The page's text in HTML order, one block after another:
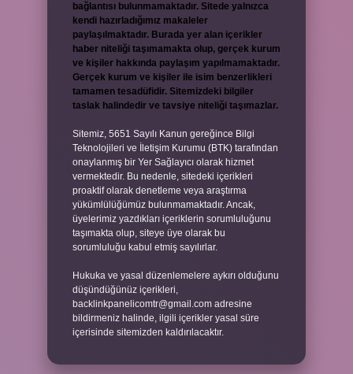
bağlantısı bulunmamaktadır. Sitede yalnızca
kendi hazırladığımız makaleler
paylaşılmaktadır. Burada yer alan içerikler
haber niteliği taşımamakta olup, gerçek kurum
ve kişiler hakkında paylaşım yapılmamaktadır.
Gerçek kurum ve kişiler ile isim benzerlikleri
tamamen tesadüfidir. Sitemizdeki bilgiler
taslak halindedir ve tavsiye niteliği taşımazlar.
Sitemiz, 5651 Sayılı Kanun gereğince Bilgi
Teknolojileri ve İletişim Kurumu (BTK) tarafından
onaylanmış bir Yer Sağlayıcı olarak hizmet
vermektedir. Bu nedenle, sitedeki içerikleri
proaktif olarak denetleme veya araştırma
yükümlülüğümüz bulunmamaktadır. Ancak,
üyelerimiz yazdıkları içeriklerin sorumluluğunu
taşımakta olup, siteye üye olarak bu
sorumluluğu kabul etmiş sayılırlar.
Hukuka ve yasal düzenlemelere aykırı olduğunu
düşündüğünüz içerikleri,
backlinkpanelicomtr@gmail.com adresine
bildirmeniz halinde, ilgili içerikler yasal süre
içerisinde sitemizden kaldırılacaktır.